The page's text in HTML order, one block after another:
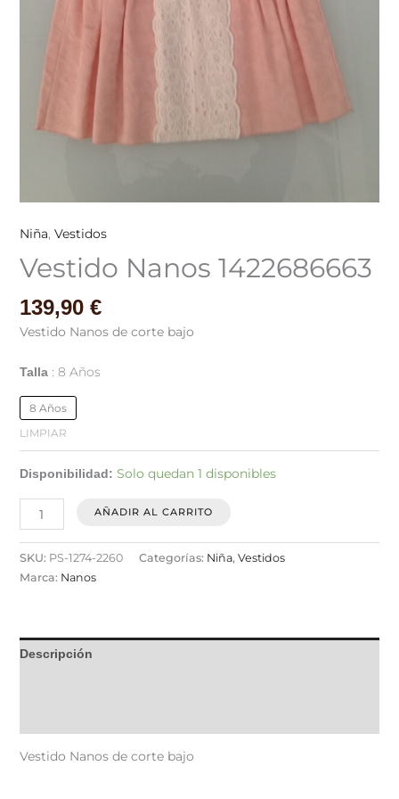
Niña, Vestidos
Vestido Nanos 1422686663
139,90 €
Vestido Nanos de corte bajo
Talla 8 Años
8 Años
LIMPIAR
Disponibilidad: Solo quedan 1 disponibles
AÑADIR AL CARRITO
SKU: PS-1274-2260 Categorías: Niña, Vestidos
Marca: Nanos
Descripción
Vestido Nanos de corte bajo